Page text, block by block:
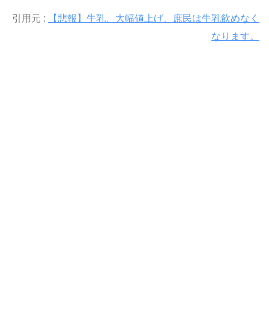
引用元 :
【悲報】牛乳、大幅値上げ、庶民は牛乳飲めなく
なります。